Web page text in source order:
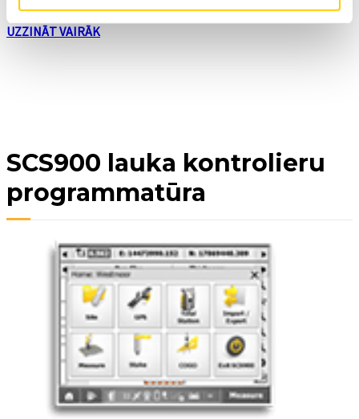
UZZINĀT VAIRĀK
SCS900 lauka kontrolieru
programmatūra